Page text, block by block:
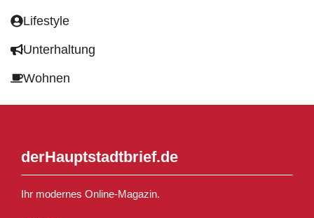
Lifestyle
Unterhaltung
Wohnen
derHauptstadtbrief.de
Ihr modernes Online-Magazin.